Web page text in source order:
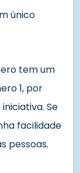
único
tem um
1, por
Se
facilidade
pessoas.